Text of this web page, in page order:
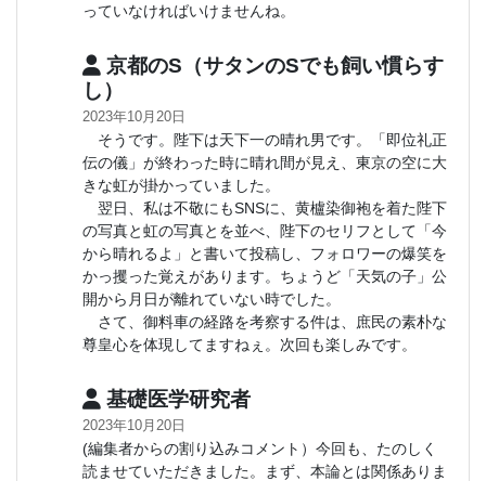
っていなければいけませんね。
京都のS（サタンのSでも飼い慣らす
し）
2023年10月20日
そうです。陛下は天下一の晴れ男です。「即位礼正
伝の儀」が終わった時に晴れ間が見え、東京の空に大
きな虹が掛かっていました。
翌日、私は不敬にもSNSに、黄櫨染御袍を着た陛下
の写真と虹の写真とを並べ、陛下のセリフとして「今
から晴れるよ」と書いて投稿し、フォロワーの爆笑を
かっ攫った覚えがあります。ちょうど「天気の子」公
開から月日が離れていない時でした。
さて、御料車の経路を考察する件は、庶民の素朴な
尊皇心を体現してますねぇ。次回も楽しみです。
基礎医学研究者
2023年10月20日
(編集者からの割り込みコメント）今回も、たのしく
読ませていただきました。まず、本論とは関係ありま